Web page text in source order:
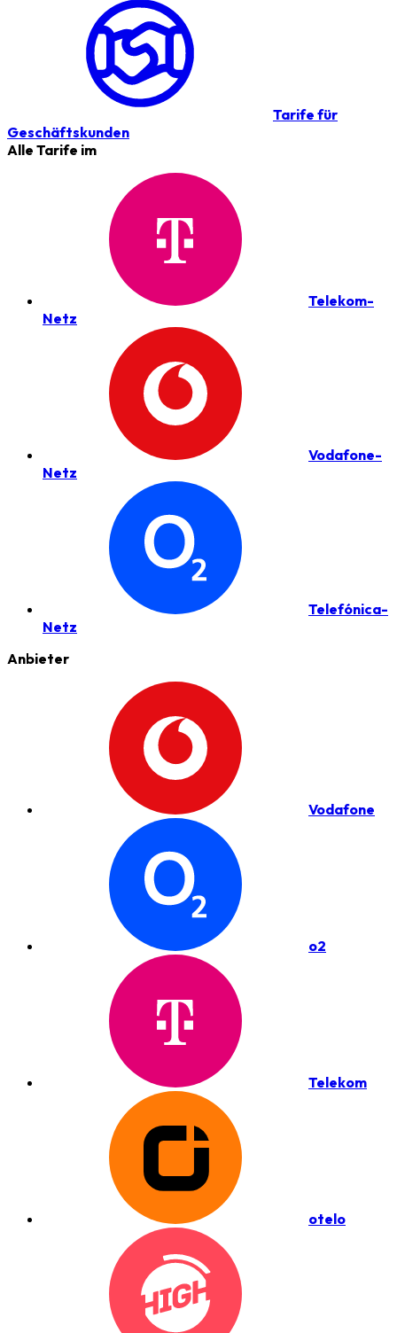
Tarife für
Geschäftskunden
Alle Tarife im
Telekom-
Netz
Vodafone-
Netz
Telefónica-
Netz
Anbieter
Vodafone
o2
Telekom
otelo